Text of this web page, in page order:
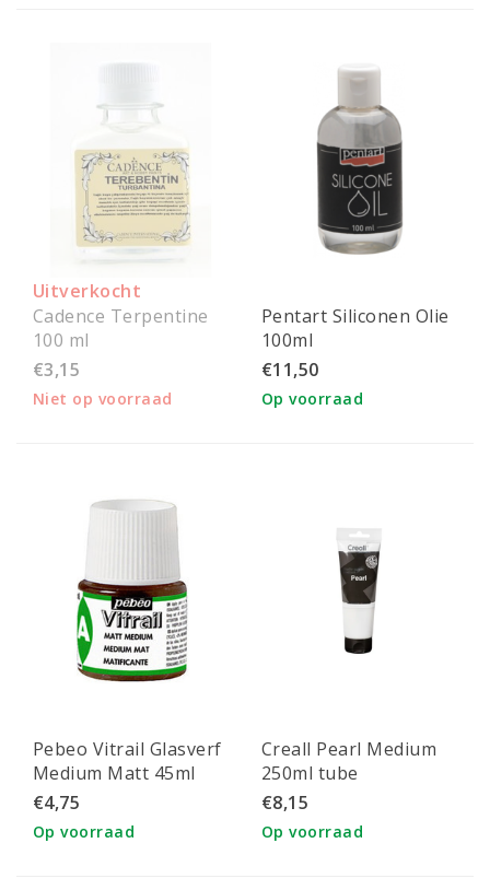
Uitverkocht
Cadence Terpentine
100 ml
€3,15
Niet op voorraad
Pentart Siliconen Olie
100ml
€11,50
Op voorraad
Pebeo Vitrail Glasverf
Medium Matt 45ml
€4,75
Op voorraad
Creall Pearl Medium
250ml tube
€8,15
Op voorraad